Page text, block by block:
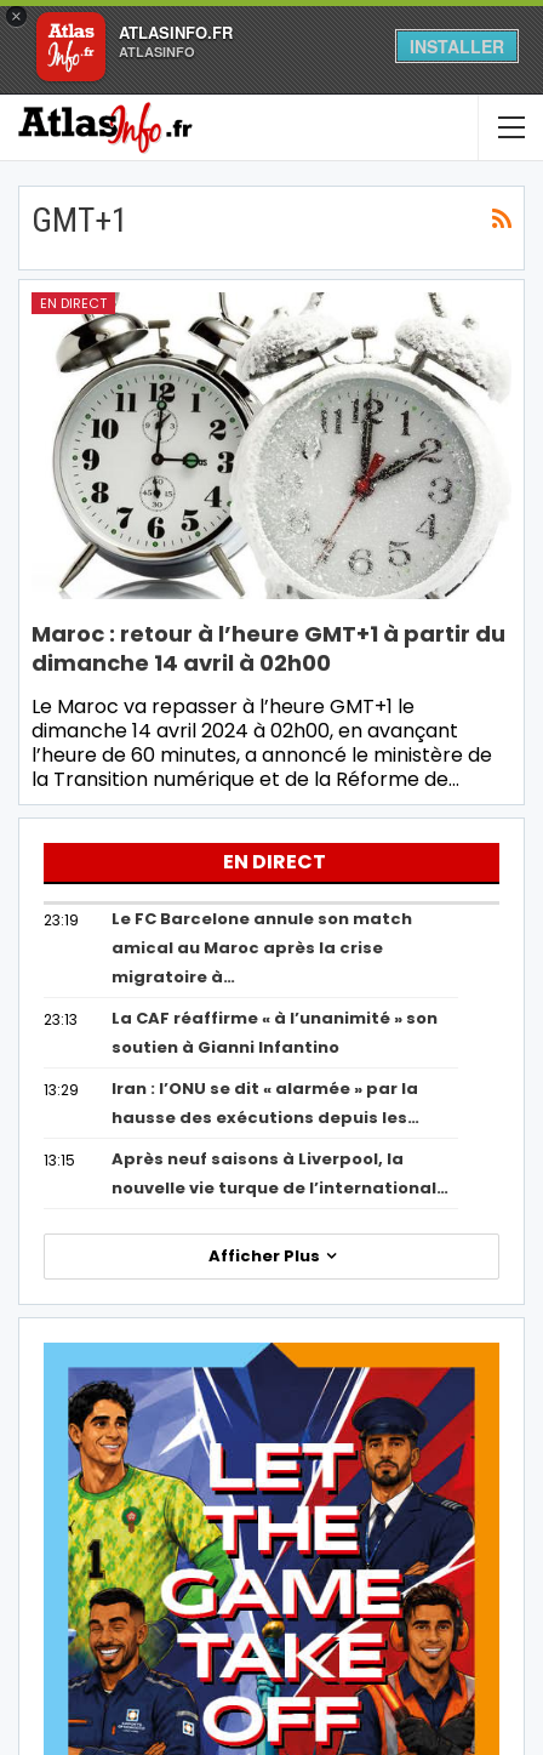
×
ATLASINFO.FR
ATLASINFO INSTALLER
GMT+1
EN DIRECT
Maroc : retour à l’heure GMT+1 à partir du
dimanche 14 avril à 02h00
Le Maroc va repasser à l’heure GMT+1 le
dimanche 14 avril 2024 à 02h00, en avançant
l’heure de 60 minutes, a annoncé le ministère de
la Transition numérique et de la Réforme de…
EN DIRECT
23:19
Le FC Barcelone annule son match
amical au Maroc après la crise
migratoire à…
23:13
La CAF réaffirme « à l’unanimité » son
soutien à Gianni Infantino
13:29
Iran : l’ONU se dit « alarmée » par la
hausse des exécutions depuis les…
13:15
Après neuf saisons à Liverpool, la
nouvelle vie turque de l’international…
Afficher Plus